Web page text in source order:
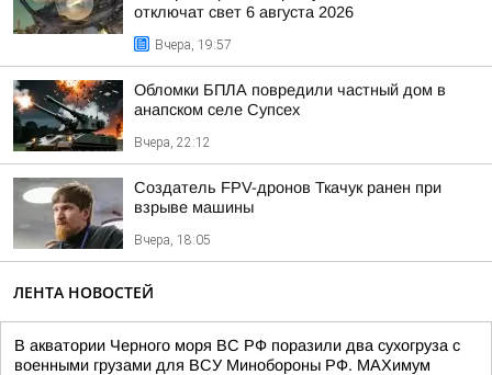
отключат свет 6 августа 2026
Вчера, 19:57
Обломки БПЛА повредили частный дом в
анапском селе Супсех
Вчера, 22:12
Создатель FPV-дронов Ткачук ранен при
взрыве машины
Вчера, 18:05
ЛЕНТА НОВОСТЕЙ
В акватории Черного моря ВС РФ поразили два сухогруза с
военными грузами для ВСУ Минобороны РФ. MAXимум